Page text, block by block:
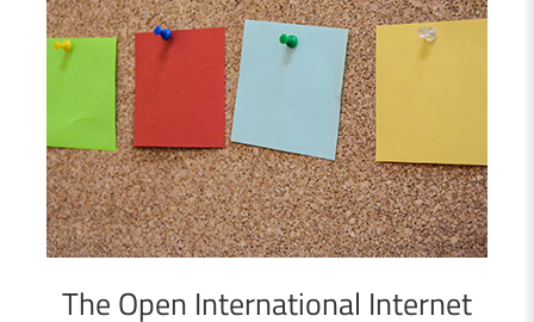
The Open International Internet